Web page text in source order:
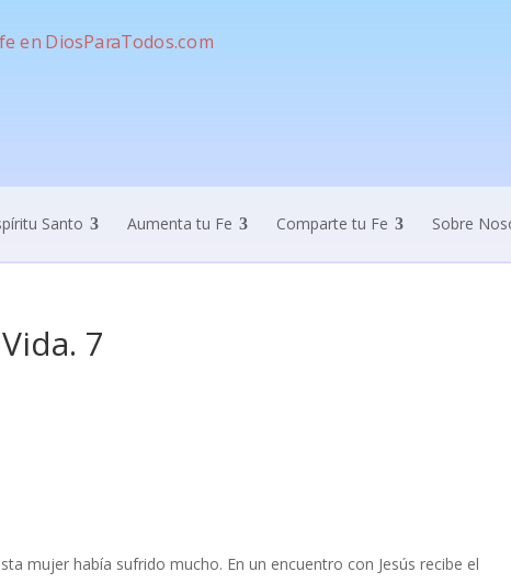
Santo Aumenta tu Fe Comparte tu Fe Sobre
7
mujer había sufrido mucho. En un encuentro con Jesús recibe el